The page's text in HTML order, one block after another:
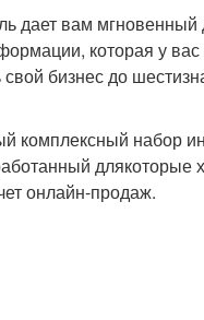
дает вам мгновенный
которая у вас
бизнес до
комплексный набор
длякоторые
онлайн-продаж.